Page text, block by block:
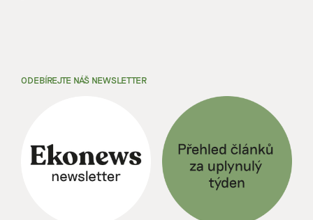
ODEBÍREJTE NÁŠ NEWSLETTER